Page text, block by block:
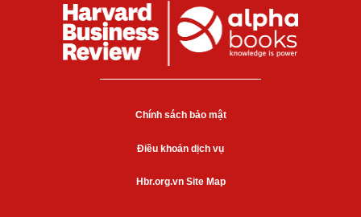
Chính sách bảo mật
Điều khoản dịch vụ
Hbr.org.vn Site Map